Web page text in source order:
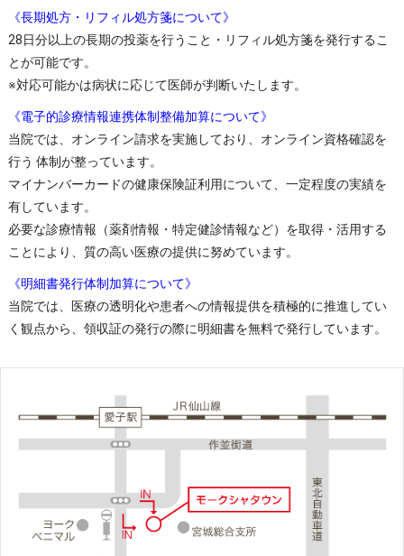
《長期処方・リフィル処方箋について》
28日分以上の長期の投薬を行うこと・リフィル処方箋を発行するこ
とが可能です。
※対応可能かは病状に応じて医師が判断いたします。
《電子的診療情報連携体制整備加算について》
当院では、オンライン請求を実施しており、オンライン資格確認を
行う 体制が整っています。
マイナンバーカードの健康保険証利用について、一定程度の実績を
有しています。
必要な診療情報（薬剤情報・特定健診情報など）を取得・活用する
ことにより、質の高い医療の提供に努めています。
《明細書発行体制加算について》
当院では、医療の透明化や患者への情報提供を積極的に推進してい
く観点から、領収証の発行の際に明細書を無料で発行しています。